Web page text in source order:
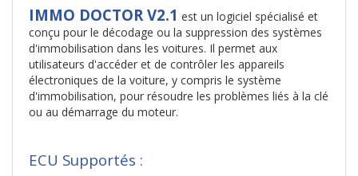
IMMO DOCTOR V2.1 est un logiciel spécialisé et
conçu pour le décodage ou la suppression des systèmes
d'immobilisation dans les voitures. Il permet aux
utilisateurs d'accéder et de contrôler les appareils
électroniques de la voiture, y compris le système
d'immobilisation, pour résoudre les problèmes liés à la clé
ou au démarrage du moteur.
ECU Supportés :